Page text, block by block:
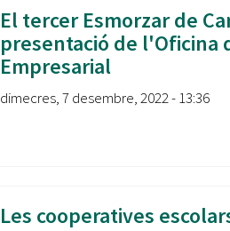
El tercer Esmorzar de
presentació de l'Oficina
Empresarial
dimecres, 7 desembre, 2022 - 13:36
Les cooperatives